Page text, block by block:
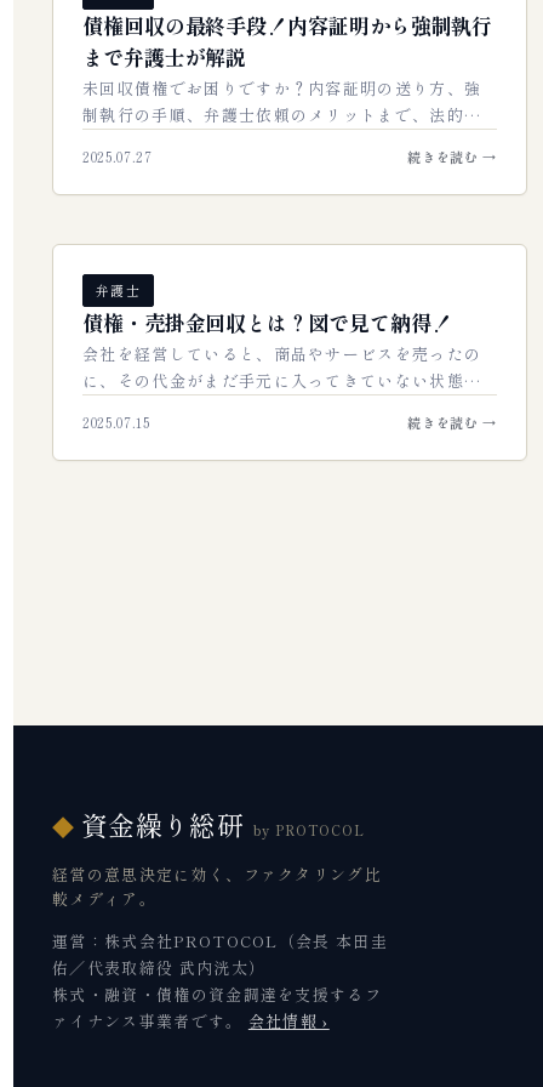
債権回収の最終手段！内容証明から強制執行
まで弁護士が解説
未回収債権でお困りですか？内容証明の送り方、強
制執行の手順、弁護士依頼のメリットまで、法的な
回収で貴社の資金を守るための完全ガイドです…
2025.07.27 続きを読む →
弁護士
債権・売掛金回収とは？図で見て納得！
会社を経営していると、商品やサービスを売ったの
に、その代金がまだ手元に入ってきていない状態が
「債権（さいけん）」と呼びます。簡単に言えば…
2025.07.15 続きを読む →
◆ 資金繰り総研 by PROTOCOL
経営の意思決定に効く、ファクタリング比
較メディア。
運営：株式会社PROTOCOL（会長 本田圭
佑／代表取締役 武内洸太）
株式・融資・債権の資金調達を支援するフ
ァイナンス事業者です。 会社情報 ›